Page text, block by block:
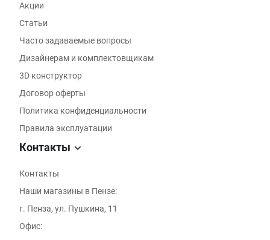
Акции
Статьи
Часто задаваемые вопросы
Дизайнерам и комплектовщикам
3D конструктор
Договор оферты
Политика конфиденциальности
Правила эксплуатации
Контакты
Контакты
Наши магазины в Пензе:
г. Пенза, ул. Пушкина, 11
Офис: